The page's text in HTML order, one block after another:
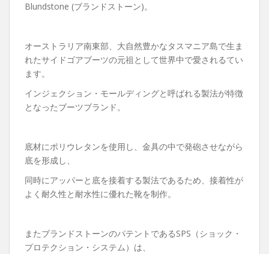
Blundstone (ブランドストーン)。
オーストラリア南東部、大自然豊かなタスマニア島で生ま
れたサイドゴアブーツの元祖として世界中で愛されるてい
ます。
インジェクション・モールディングと呼ばれる製法が特徴
となったブーツブランド。
底材にポリウレタンを使用し、金具の中で発砲させながら
底を形成し、
同時にアッパーと底を接着する製法であるため、接着性が
よく耐久性と耐水性に優れた靴を制作。
またブランドストーンのパテントであるSPS（ショック・
プロテクション・システム）は、